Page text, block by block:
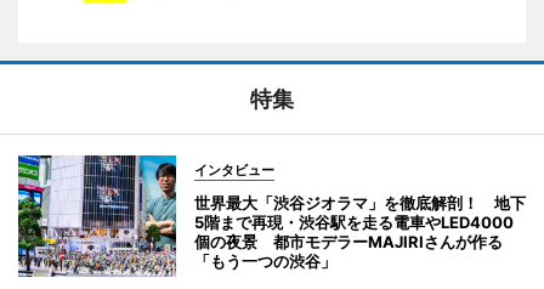
特集
インタビュー
世界最大「渋谷ジオラマ」を徹底解剖！ 地下
5階まで再現・渋谷駅を走る電車やLED4000
個の夜景 都市モデラーMAJIRIさんが作る
「もう一つの渋谷」